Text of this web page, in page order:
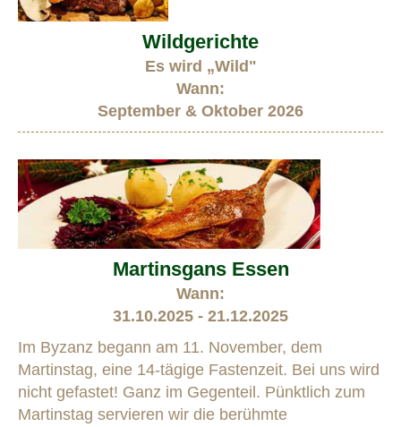
Wildgerichte
Es wird „Wild"
Wann:
September & Oktober 2026
Martinsgans Essen
Wann:
31.10.2025 - 21.12.2025
Im Byzanz begann am 11. November, dem
Martinstag, eine 14-tägige Fastenzeit. Bei uns wird
nicht gefastet! Ganz im Gegenteil. Pünktlich zum
Martinstag servieren wir die berühmte